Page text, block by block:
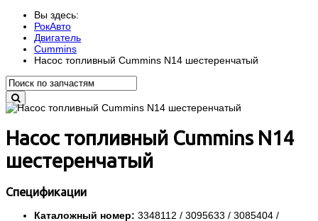
Вы здесь:
РокАвто
Двигатель
Cummins
Насос топливный Cummins N14 шестеренчатый
Насос топливный Cummins N14
шестеренчатый
Спецификации
Каталожный номер: 3348112 / 3095633 / 3085404 /